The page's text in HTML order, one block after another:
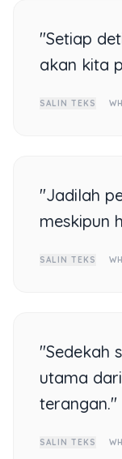
"Setiap
akan kita
SALIN TEKS
"Jadilah
meskipun
SALIN TEKS
"Sedekah
utama
terangan."
SALIN TEKS